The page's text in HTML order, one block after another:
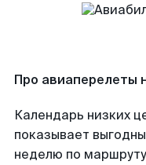
Про авиаперелеты
Календарь низких
показывает
неделю по